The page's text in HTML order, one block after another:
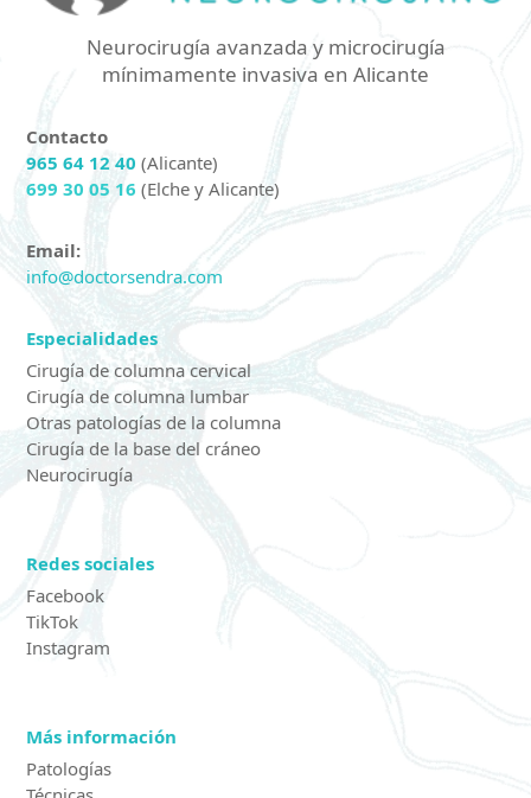
Neurocirugía avanzada y microcirugía
mínimamente invasiva en Alicante
Contacto
965 64 12 40 (Alicante)
699 30 05 16 (Elche y Alicante)
Email:
info@doctorsendra.com
Especialidades
Cirugía de columna cervical
Cirugía de columna lumbar
Otras patologías de la columna
Cirugía de la base del cráneo
Neurocirugía
Redes sociales
Facebook
TikTok
Instagram
Más información
Patologías